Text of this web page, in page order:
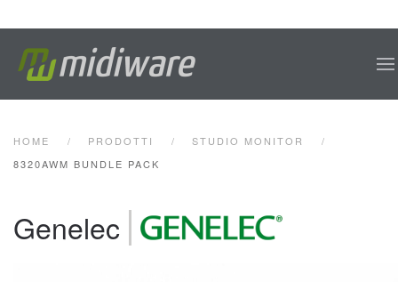
HOME PRODOTTI
STUDIO MONITOR
8320AWM BUNDLE PACK
Genelec